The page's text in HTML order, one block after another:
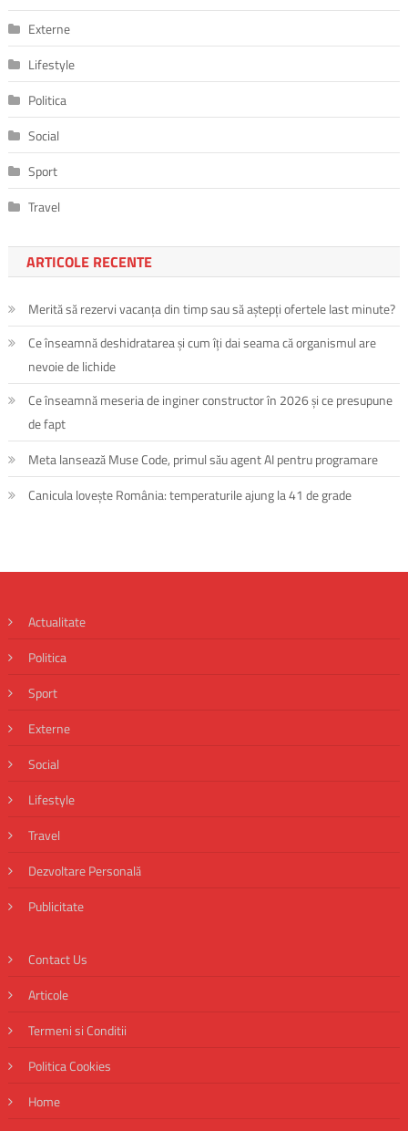
Externe
Lifestyle
Politica
Social
Sport
Travel
ARTICOLE RECENTE
Merită să rezervi vacanța din timp sau să aștepți ofertele last minute?
Ce înseamnă deshidratarea și cum îți dai seama că organismul are
nevoie de lichide
Ce înseamnă meseria de inginer constructor în 2026 și ce presupune
de fapt
Meta lansează Muse Code, primul său agent AI pentru programare
Canicula lovește România: temperaturile ajung la 41 de grade
Actualitate
Politica
Sport
Externe
Social
Lifestyle
Travel
Dezvoltare Personală
Publicitate
Contact Us
Articole
Termeni si Conditii
Politica Cookies
Home